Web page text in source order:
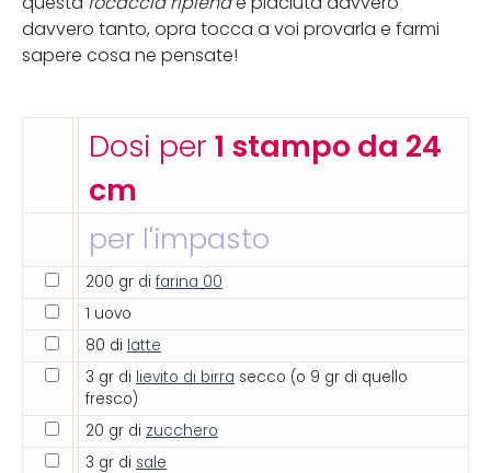
davvero tanto, opra tocca a voi provarla e farmi
sapere cosa ne pensate!
Dosi per 1 stampo da 24
cm
per l'impasto
200 gr di farina 00
1 uovo
80 di latte
3 gr di lievito di birra secco (o 9 gr di quello
fresco)
20 gr di zucchero
3 gr di sale